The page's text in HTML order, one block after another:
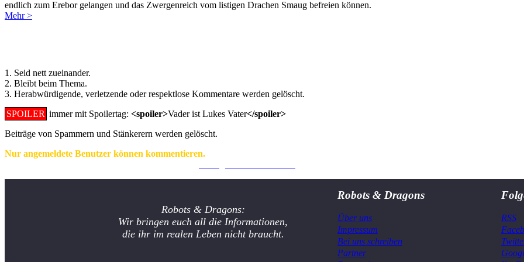
endlich zum Erebor gelangen und das Zwergenreich vom listigen Drachen Smaug befreien können.
Mehr >
1. Seid nett zueinander.
2. Bleibt beim Thema.
3. Herabwürdigende, verletzende oder respektlose Kommentare werden gelöscht.
SPOILER immer mit Spoilertag: <spoiler>Vader ist Lukes Vater</spoiler>
Beiträge von Spammern und Stänkerern werden gelöscht.
Nur angemeldete Benutzer können kommentieren.
Robots & Dragons:
Wir bringen euch all die Informationen,
die ihr im realen Leben nicht braucht.
Robots & Dragons
Über uns
Impressum
Bei uns schreiben
Partner
RSS